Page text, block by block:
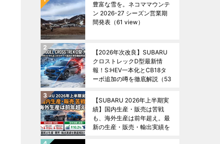
豊富な雪を。ネコママウンテ
ン 2026-27 シーズン営業期
間発表 （61 view）
【2026年次改良】SUBARU
クロストレックD型最新情
報！S:HEV一本化とCB18タ
ーボ追加の噂を徹底解説 （53
【SUBARU 2026年上半期実
績】国内生産・販売は苦戦
も、海外生産は前年超え。最
新の生産・販売・輸出実績を